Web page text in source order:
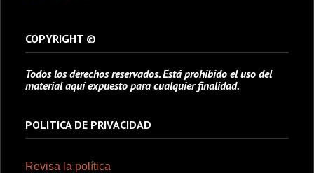
COPYRIGHT ©
Todos los derechos reservados. Está prohibido el uso del
material aquí expuesto para cualquier finalidad.
POLITICA DE PRIVACIDAD
Revisa la política